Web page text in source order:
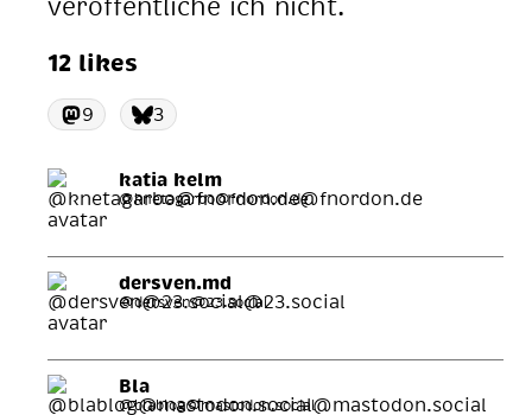
12 likes
9 3
katia kelm
@knetagarbo@fnordon.de
dersven.md
@dersven@23.social
Bla
@blablog@mastodon.social